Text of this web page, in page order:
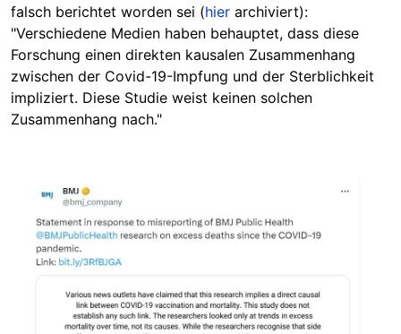
falsch berichtet worden sei (hier archiviert):
"Verschiedene Medien haben behauptet, dass diese
Forschung einen direkten kausalen Zusammenhang
zwischen der Covid-19-Impfung und der Sterblichkeit
impliziert. Diese Studie weist keinen solchen
Zusammenhang nach."
Image